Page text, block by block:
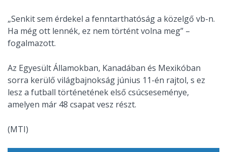
„Senkit sem érdekel a fenntarthatóság a közelgő vb-n.
Ha még ott lennék, ez nem történt volna meg” –
fogalmazott.
Az Egyesült Államokban, Kanadában és Mexikóban
sorra kerülő világbajnokság június 11-én rajtol, s ez
lesz a futball történetének első csúcseseménye,
amelyen már 48 csapat vesz részt.
(MTI)